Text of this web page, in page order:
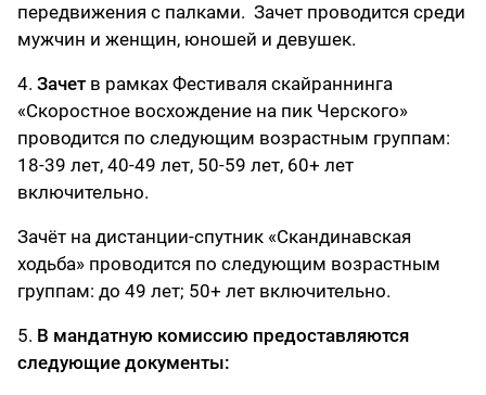
передвижения с палками. Зачет проводится среди
мужчин и женщин, юношей и девушек.
4. Зачетв рамках Фестиваля скайраннинга
«Скоростное восхождение на пик Черского»
проводится по следующим возрастным группам:
18-39 лет, 40-49 лет, 50-59 лет, 60+ лет
включительно.
Зачёт на дистанции-спутник «Скандинавская
ходьба» проводится по следующим возрастным
группам: до 49 лет; 50+ лет включительно.
5. В мандатную комиссию предоставляются
следующие документы: